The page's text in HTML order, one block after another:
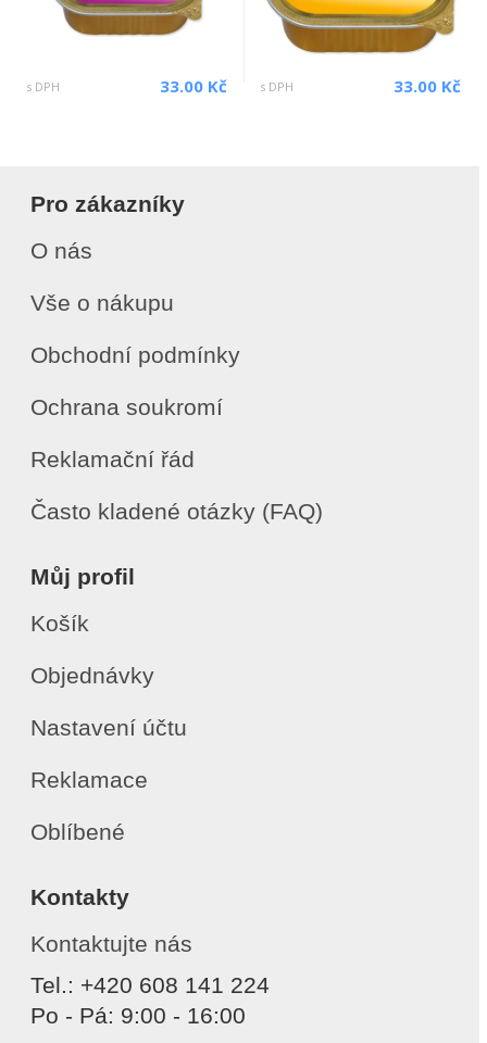
s DPH 33.00 Kč s DPH 33.00 Kč
Pro zákazníky
O nás
Vše o nákupu
Obchodní podmínky
Ochrana soukromí
Reklamační řád
Často kladené otázky (FAQ)
Můj profil
Košík
Objednávky
Nastavení účtu
Reklamace
Oblíbené
Kontakty
Kontaktujte nás
Tel.: +420 608 141 224
Po - Pá: 9:00 - 16:00